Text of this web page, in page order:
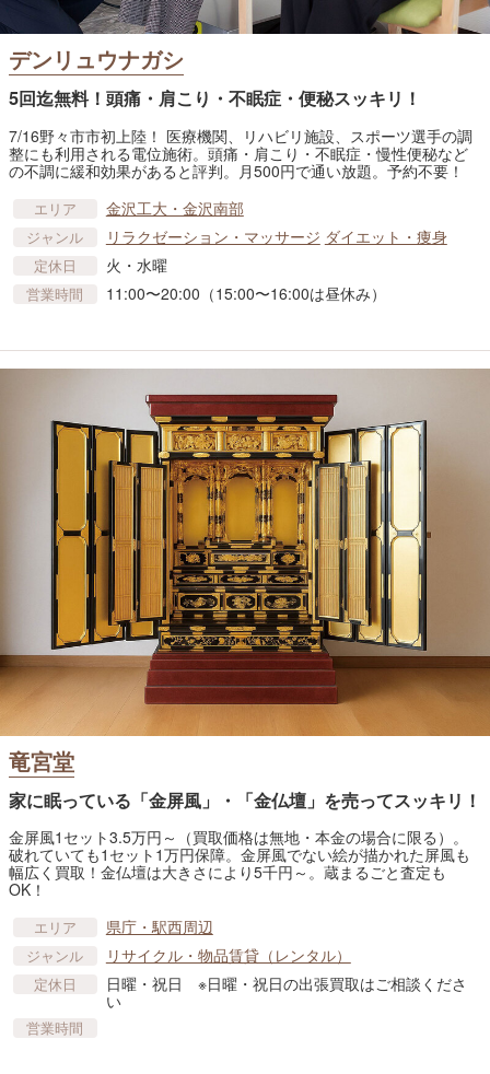
デンリュウナガシ
5回迄無料！頭痛・肩こり・不眠症・便秘スッキリ！
7/16野々市市初上陸！ 医療機関、リハビリ施設、スポーツ選手の調
整にも利用される電位施術。頭痛・肩こり・不眠症・慢性便秘など
の不調に緩和効果があると評判。月500円で通い放題。予約不要！
エリア 金沢工大・金沢南部
ジャンル リラクゼーション・マッサージ ダイエット・痩身
定休日 火・水曜
営業時間 11:00〜20:00（15:00〜16:00は昼休み）
竜宮堂
家に眠っている「金屏風」・「金仏壇」を売ってスッキリ！
金屏風1セット3.5万円～（買取価格は無地・本金の場合に限る）。
破れていても1セット1万円保障。金屏風でない絵が描かれた屏風も
幅広く買取！金仏壇は大きさにより5千円～。蔵まるごと査定も
OK！
エリア 県庁・駅西周辺
ジャンル リサイクル・物品賃貸​（レンタル）
定休日
日曜・祝日 ※日曜・祝日の出張買取はご相談くださ
い
営業時間